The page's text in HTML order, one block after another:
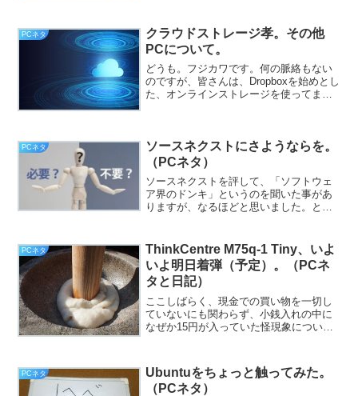
PCネタ
クラウドストレージ孝。その他
PCについて。
どうも。フジカワです。何の脈絡もない
のですが、皆さんは、Dropboxを始めとし
た、オンラインストレージを使ってます
PCネタ
ソースネクストにさようならを。
（PCネタ）
ソースネクストを評して、「ソフトウェ
ア界のドンキ」というのを聞いた事があ
りますが、なるほどと思いました。と、
と言いましたが、それはちょっとどうな
んだろう？ とは。今日の...
PCネタ
ThinkCentre M75q-1 Tiny、いよ
いよ明日着弾（予定）。（PCネ
タと日記）
ここしばらく、現金での買い物を一切し
ていないにも関わらず、小銭入れの中に
なぜか15円が入っていた怪現象につい
夜は、具体的にはもう忘れたのですが、
ひどく嫌な夢を見た気がし...
PCネタ
Ubuntuをちょっと触ってみた。
（PCネタ）